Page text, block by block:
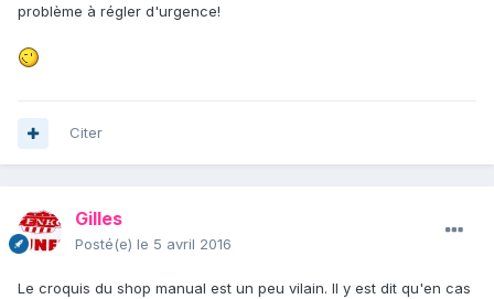
problème à régler d'urgence!
Citer
Gilles
Posté(e) le 5 avril 2016
Le croquis du shop manual est un peu vilain. Il y est dit qu'en cas